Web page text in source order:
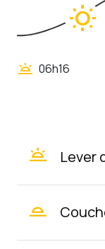
wb_sunny
wb_twilight 06h16
wb_twilight Lever
wb_twilight_2